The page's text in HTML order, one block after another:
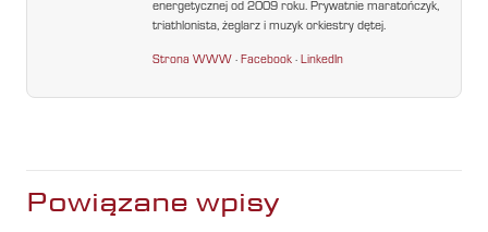
energetycznej od 2009 roku. Prywatnie maratończyk,
triathlonista, żeglarz i muzyk orkiestry dętej.
Strona WWW ·Facebook ·LinkedIn
Powiązane wpisy